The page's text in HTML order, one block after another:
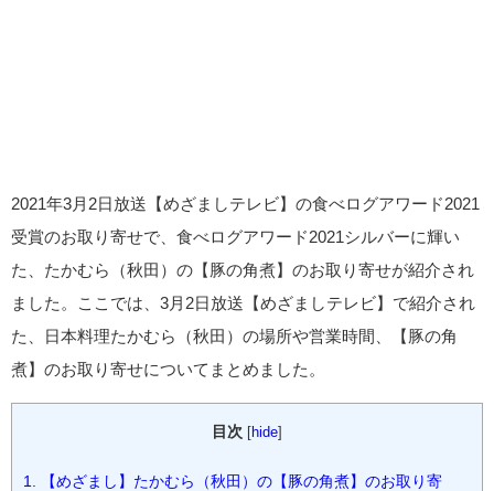
2021年3月2日放送【めざましテレビ】の食べログアワード2021
受賞のお取り寄せで、食べログアワード2021シルバーに輝い
た、たかむら（秋田）の【豚の角煮】のお取り寄せが紹介され
ました。ここでは、3月2日放送【めざましテレビ】で紹介され
た、日本料理たかむら（秋田）の場所や営業時間、【豚の角
煮】のお取り寄せについてまとめました。
目次 [hide]
1. 【めざまし】たかむら（秋田）の【豚の角煮】のお取り寄